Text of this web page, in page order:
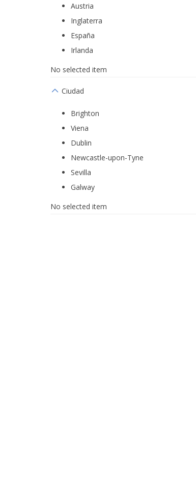
Austria
Inglaterra
España
Irlanda
No selected item
Ciudad
Brighton
Viena
Dublin
Newcastle-upon-Tyne
Sevilla
Galway
No selected item